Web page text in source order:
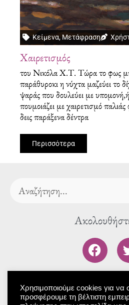
Κείμενα, Μετάφραση
Χαιρετισμός
του Νικόλα Χ.Τ. Τώρα το φως
παράθυροκι η νύχτα μαζεύει το
ψαράς που δουλεύει με
πουμοιάζει με χαιρετισμό
δεις παράξενα δέντρα
Περισσότερα
Search
F
a
c
b
Χρησιμοποιούμε cookies για να
προσφέρουμε τη βέλτιστη